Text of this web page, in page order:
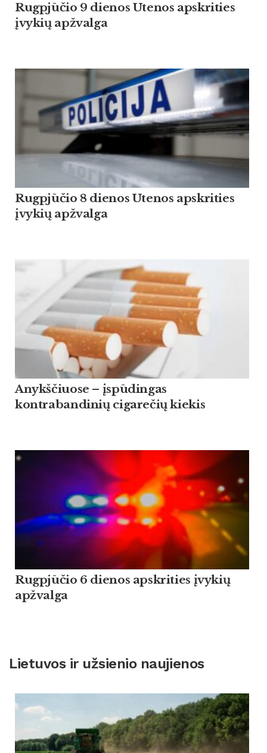
Rugpjūčio 9 dienos Utenos apskrities
įvykių apžvalga
Rugpjūčio 8 dienos Utenos apskrities
įvykių apžvalga
Anykščiuose – įspūdingas
kontrabandinių cigarečių kiekis
Rugpjūčio 6 dienos apskrities įvykių
apžvalga
Lietuvos ir užsienio naujienos